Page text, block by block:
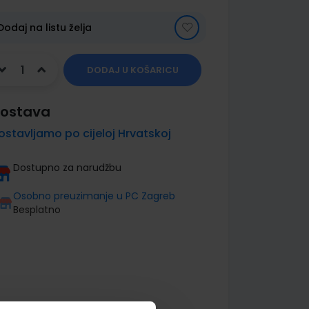
na listu želja
DODAJ U KOŠARICU
po cijeloj Hrvatskoj
Dostupno za narudžbu
Osobno preuzimanje u PC Zagreb
Besplatno